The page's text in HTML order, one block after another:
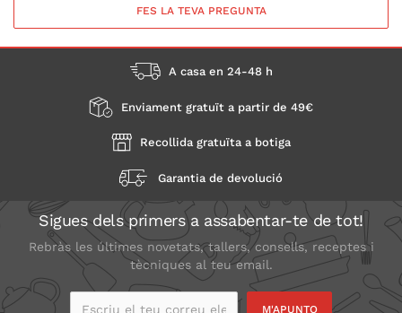
FES LA TEVA PREGUNTA
A casa en 24-48 h
Enviament gratuït a partir de 49€
Recollida gratuïta a botiga
Garantia de devolució
Sigues dels primers a assabentar-te de tot!
Rebràs les últimes novetats, tallers, consells, receptes i
tècniques al teu email.
Escriu el teu correu